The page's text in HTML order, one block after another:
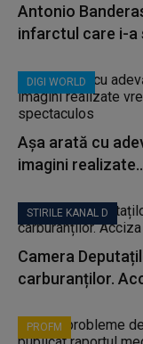
Antonio
infarctul care i-a
DIGI WORLD
Așa arată cu
imagini
STIRILE KANAL D
Camera
carburanților.
PROFM